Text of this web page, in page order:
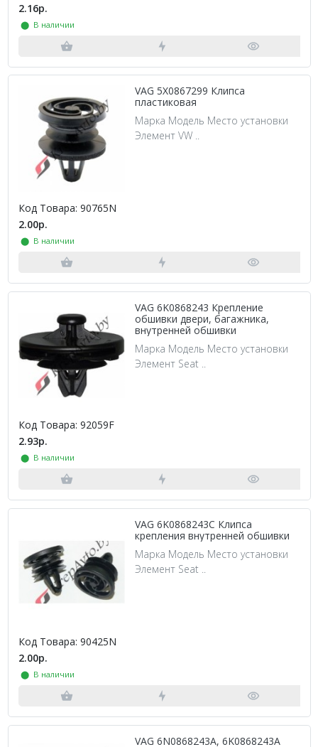
2.16р.
⬤ В наличии
VAG 5X0867299 Клипса
пластиковая
Марка Модель Место установки
Элемент VW ..
Код Товара: 90765N
2.00р.
⬤ В наличии
VAG 6K0868243 Крепление
обшивки двери, багажника,
внутренней обшивки
Марка Модель Место установки
Элемент Seat ..
Код Товара: 92059F
2.93р.
⬤ В наличии
VAG 6K0868243C Клипса
крепления внутренней обшивки
Марка Модель Место установки
Элемент Seat ..
Код Товара: 90425N
2.00р.
⬤ В наличии
VAG 6N0868243A, 6K0868243A